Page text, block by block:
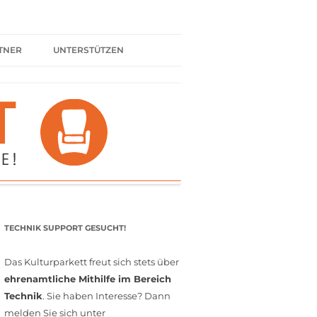
UNTERSTÜTZEN
SPENDEN
FÖRDERMITGLIED WERDEN
MITGLIEDSCHAFT
TECHNIK SUPPORT GESUCHT!
Das Kulturparkett freut sich stets über
ehrenamtliche Mithilfe im Bereich
Technik. Sie haben Interesse? Dann
melden Sie sich unter